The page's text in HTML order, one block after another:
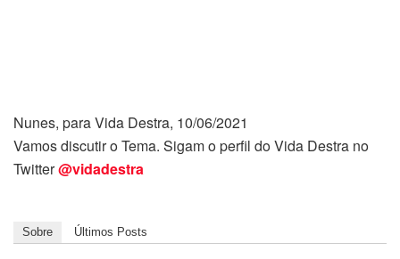
Nunes, para Vida Destra, 10/06/2021
Vamos discutir o Tema. Sigam o perfil do Vida Destra no
Twitter@vidadestra
Sobre Últimos Posts